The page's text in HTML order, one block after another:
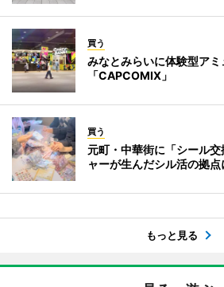
買う
みなとみらいに体験型ア
「CAPCOMIX」
買う
元町・中華街に「シール
ャーが生んだシル活の拠点
もっと見る